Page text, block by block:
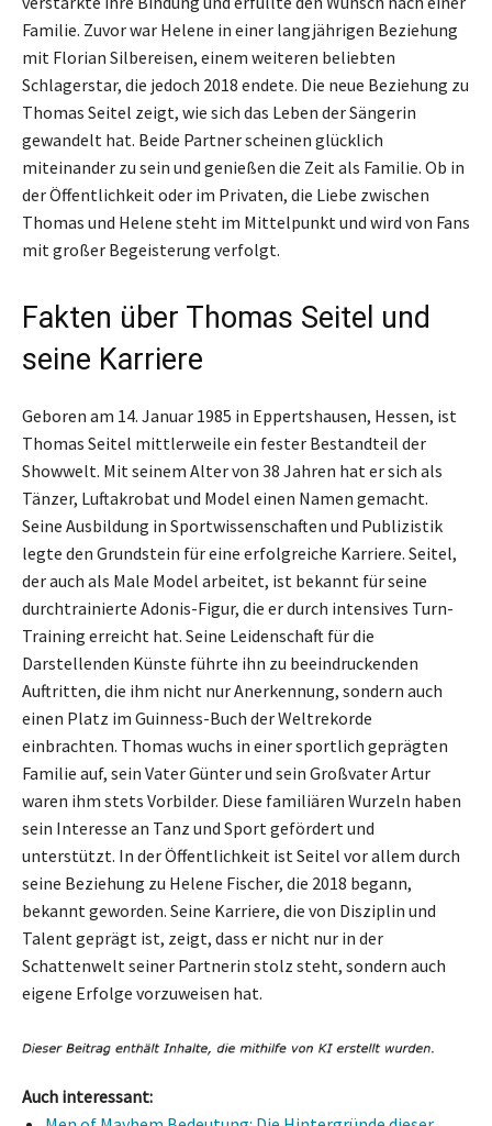
Familie. Zuvor war Helene in einer langjährigen Beziehung
mit Florian Silbereisen, einem weiteren beliebten
Schlagerstar, die jedoch 2018 endete. Die neue Beziehung zu
Thomas Seitel zeigt, wie sich das Leben der Sängerin
gewandelt hat. Beide Partner scheinen glücklich
miteinander zu sein und genießen die Zeit als Familie. Ob in
der Öffentlichkeit oder im Privaten, die Liebe zwischen
Thomas und Helene steht im Mittelpunkt und wird von Fans
mit großer Begeisterung verfolgt.
Fakten über Thomas Seitel und
seine Karriere
Geboren am 14. Januar 1985 in Eppertshausen, Hessen, ist
Thomas Seitel mittlerweile ein fester Bestandteil der
Showwelt. Mit seinem Alter von 38 Jahren hat er sich als
Tänzer, Luftakrobat und Model einen Namen gemacht.
Seine Ausbildung in Sportwissenschaften und Publizistik
legte den Grundstein für eine erfolgreiche Karriere. Seitel,
der auch als Male Model arbeitet, ist bekannt für seine
durchtrainierte Adonis-Figur, die er durch intensives Turn-
Training erreicht hat. Seine Leidenschaft für die
Darstellenden Künste führte ihn zu beeindruckenden
Auftritten, die ihm nicht nur Anerkennung, sondern auch
einen Platz im Guinness-Buch der Weltrekorde
einbrachten. Thomas wuchs in einer sportlich geprägten
Familie auf, sein Vater Günter und sein Großvater Artur
waren ihm stets Vorbilder. Diese familiären Wurzeln haben
sein Interesse an Tanz und Sport gefördert und
unterstützt. In der Öffentlichkeit ist Seitel vor allem durch
seine Beziehung zu Helene Fischer, die 2018 begann,
bekannt geworden. Seine Karriere, die von Disziplin und
Talent geprägt ist, zeigt, dass er nicht nur in der
Schattenwelt seiner Partnerin stolz steht, sondern auch
eigene Erfolge vorzuweisen hat.
Auch interessant: